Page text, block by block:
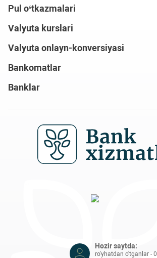
Pul o‘tkazmalari
Valyuta kurslari
Valyuta onlayn-konversiyasi
Bankomatlar
Banklar
Hozir saytda:
ro'yhatdan o'tganlar - 0